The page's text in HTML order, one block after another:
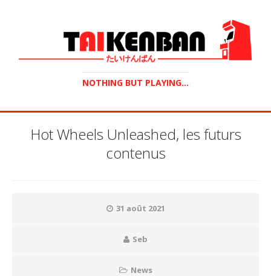
NOTHING BUT PLAYING...
Hot Wheels Unleashed, les futurs
contenus
31 août 2021
Seb
News